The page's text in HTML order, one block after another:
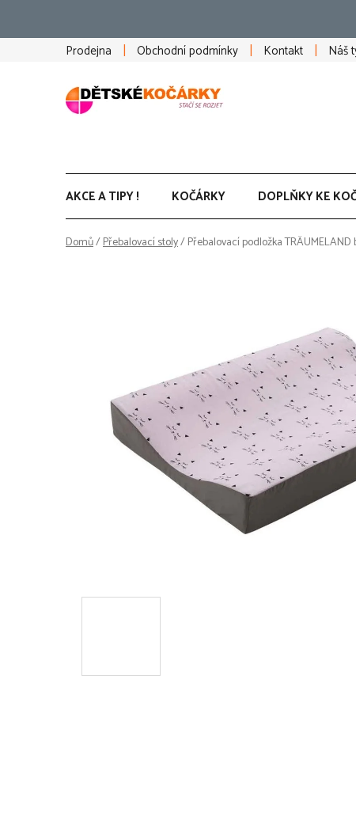
obsah
Prodejna
Obchodní podmínky Kontakt Náš
AKCE A TIPY ! KOČÁRKY DOPLŇKY KE
Domů/Přebalovací stoly/Přebalovací podložka